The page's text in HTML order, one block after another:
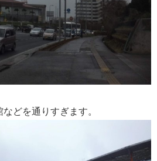
どを通りすぎます。